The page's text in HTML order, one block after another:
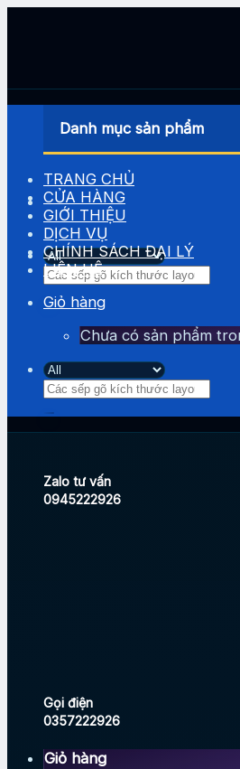
Tìm
kiếm:
Zalo tư vấn
0945222926
Gọi điện
0357222926
Giỏ hàng
Danh mục sản phẩm
TRANG CHỦ
CỬA HÀNG
GIỚI THIỆU
DỊCH VỤ
CHÍNH SÁCH ĐẠI LÝ
LIÊN HỆ
Giỏ hàng
Chưa có sản phẩm
Tìm
kiếm: